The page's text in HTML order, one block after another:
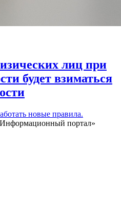
лиц при
будет взиматься
новые правила.
портал»